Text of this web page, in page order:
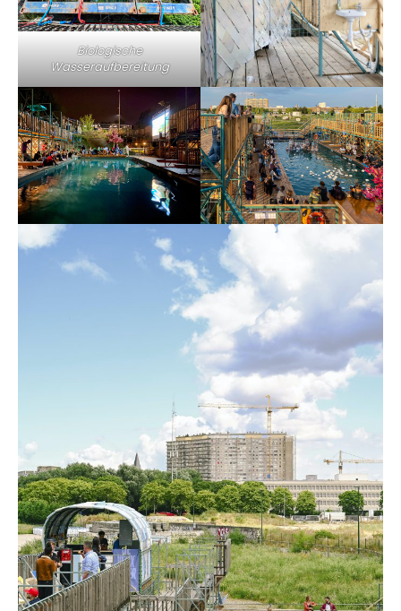
Biologische
Wasseraufbereitung